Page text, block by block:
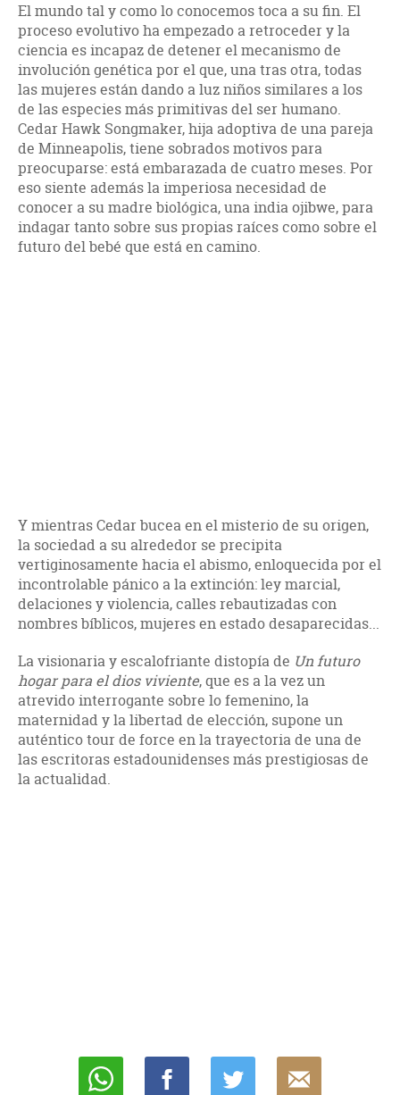
El mundo tal y como lo conocemos toca a su fin. El
proceso evolutivo ha empezado a retroceder y la
ciencia es incapaz de detener el mecanismo de
involución genética por el que, una tras otra, todas
las mujeres están dando a luz niños similares a los
de las especies más primitivas del ser humano.
Cedar Hawk Songmaker, hija adoptiva de una pareja
de Minneapolis, tiene sobrados motivos para
preocuparse: está embarazada de cuatro meses. Por
eso siente además la imperiosa necesidad de
conocer a su madre biológica, una india ojibwe, para
indagar tanto sobre sus propias raíces como sobre el
futuro del bebé que está en camino.
Y mientras Cedar bucea en el misterio de su origen,
la sociedad a su alrededor se precipita
vertiginosamente hacia el abismo, enloquecida por el
incontrolable pánico a la extinción: ley marcial,
delaciones y violencia, calles rebautizadas con
nombres bíblicos, mujeres en estado desaparecidas...
La visionaria y escalofriante distopía de Un futuro
hogar para el dios viviente, que es a la vez un
atrevido interrogante sobre lo femenino, la
maternidad y la libertad de elección, supone un
auténtico tour de force en la trayectoria de una de
las escritoras estadounidenses más prestigiosas de
la actualidad.